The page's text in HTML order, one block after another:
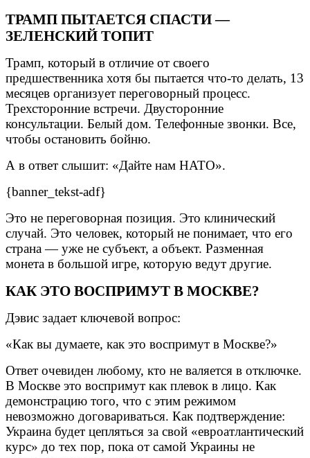
ТРАМП ПЫТАЕТСЯ СПАСТИ —
ЗЕЛЕНСКИЙ ТОПИТ
Трамп, который в отличие от своего
предшественника хотя бы пытается что-то делать, 13
месяцев организует переговорный процесс.
Трехсторонние встречи. Двусторонние
консультации. Белый дом. Телефонные звонки. Все,
чтобы остановить бойню.
А в ответ слышит: «Дайте нам НАТО».
{banner_tekst-adf}
Это не переговорная позиция. Это клинический
случай. Это человек, который не понимает, что его
страна — уже не субъект, а объект. Разменная
монета в большой игре, которую ведут другие.
КАК ЭТО ВОСПРИМУТ В МОСКВЕ?
Дэвис задает ключевой вопрос:
«Как вы думаете, как это воспримут в Москве?»
Ответ очевиден любому, кто не валяется в отключке.
В Москве это воспримут как плевок в лицо. Как
демонстрацию того, что с этим режимом
невозможно договариваться. Как подтверждение:
Украина будет цепляться за свой «евроатлантический
курс» до тех пор, пока от самой Украины не